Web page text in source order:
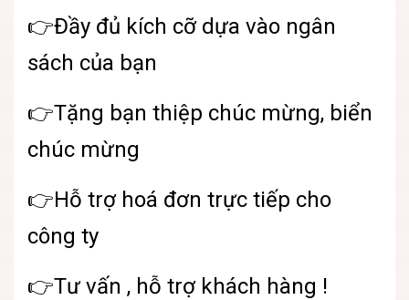
👉Đầy đủ kích cỡ dựa vào ngân
sách của bạn
👉Tặng bạn thiệp chúc mừng, biển
chúc mừng
👉Hỗ trợ hoá đơn trực tiếp cho
công ty
👉Tư vấn , hỗ trợ khách hàng !